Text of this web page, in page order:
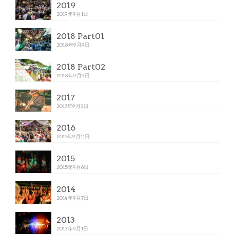
2019
2019年9月1日
2018 Part01
2018年9月9日
2018 Part02
2018年9月9日
2017
2017年9月3日
2016
2016年9月11日
2015
2015年9月6日
2014
2014年9月7日
2013
2013年9月1日